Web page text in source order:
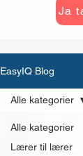
Ja
EasyIQ Blog
Alle kategorier
Lærer til lærer
Alle kategorier